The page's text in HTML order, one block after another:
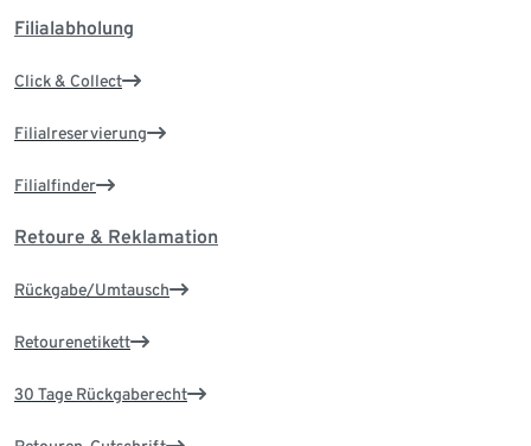
Filialabholung
Click & Collect
Filialreservierung
Filialfinder
Retoure & Reklamation
Rückgabe/Umtausch
Retourenetikett
30 Tage Rückgaberecht